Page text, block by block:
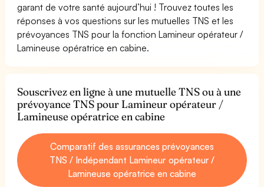
garant de votre santé aujourd’hui ! Trouvez toutes les
réponses à vos questions sur les mutuelles TNS et les
prévoyances TNS pour la fonction Lamineur opérateur /
Lamineuse opératrice en cabine.
Souscrivez en ligne à une mutuelle TNS ou à une
prévoyance TNS pour Lamineur opérateur /
Lamineuse opératrice en cabine
Comparatif des assurances prévoyances
TNS / Indépendant Lamineur opérateur /
Lamineuse opératrice en cabine